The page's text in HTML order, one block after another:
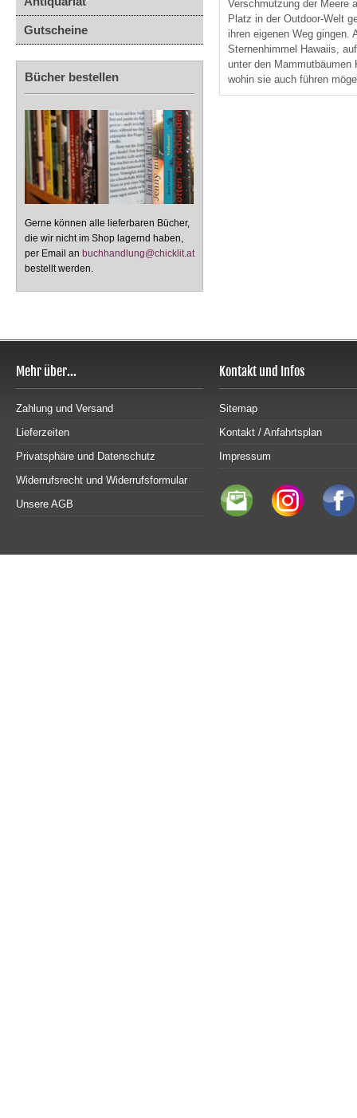
Gutscheine
Bücher bestellen
Gerne können alle lieferbaren Bücher,
die wir nicht im Shop lagernd haben,
per Email an buchhandlung@chicklit.at
bestellt werden.
Verschmutzung der Meere
Platz in der Outdoor-Welt
ihren eigenen Weg gingen.
Sternenhimmel Hawaiis,
unter den
wohin sie auch führen
Mehr über...
Zahlung und Versand
Lieferzeiten
Privatsphäre und Datenschutz
Widerrufsrecht und Widerrufsformular
Unsere AGB
Kontakt und Infos
Sitemap
Kontakt / Anfahrtsplan
Impressum